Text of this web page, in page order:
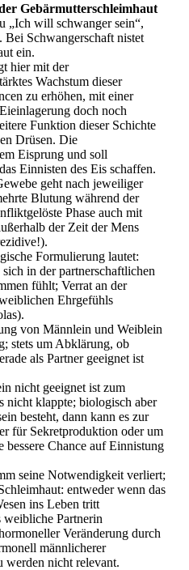
Gebärmutterschleimhaut
„Ich will schwanger sein“,
Bei Schwangerschaft nistet
ein.
hier mit der
Wachstum dieser
zu erhöhen, mit einer
doch noch
Funktion dieser Schichte
Drüsen. Die
Eisprung und soll
Einnisten des Eis schaffen.
geht nach jeweiliger
Blutung während der
Phase auch mit
der Zeit der Mens
Formulierung lautet:
in der partnerschaftlichen
fühlt; Verrat an der
Ehrgefühls
von Männlein und Weiblein
stets um Abklärung, ob
als Partner geeignet ist
nicht geeignet ist zum
nicht klappte; biologisch aber
besteht, dann kann es zur
für Sekretproduktion oder um
bessere Chance auf Einnistung
seine Notwendigkeit verliert;
entweder wenn das
ins Leben tritt
Partnerin
Veränderung durch
männlicherer
werden nicht relevant.